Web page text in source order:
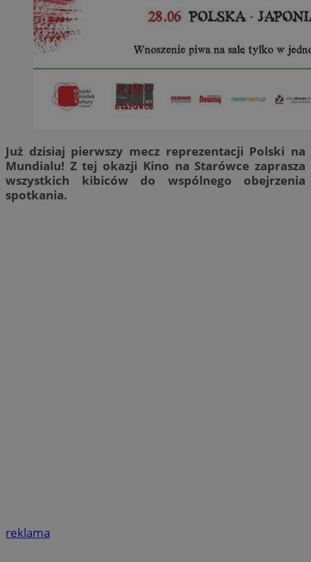
Już dzisiaj pierwszy mecz reprezentacji Polski na
Mundialu! Z tej okazji Kino na Starówce zaprasza
wszystkich kibiców do wspólnego obejrzenia
spotkania.
reklama